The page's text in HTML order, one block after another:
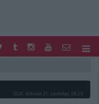
2026. február 21. szombat, 08:23